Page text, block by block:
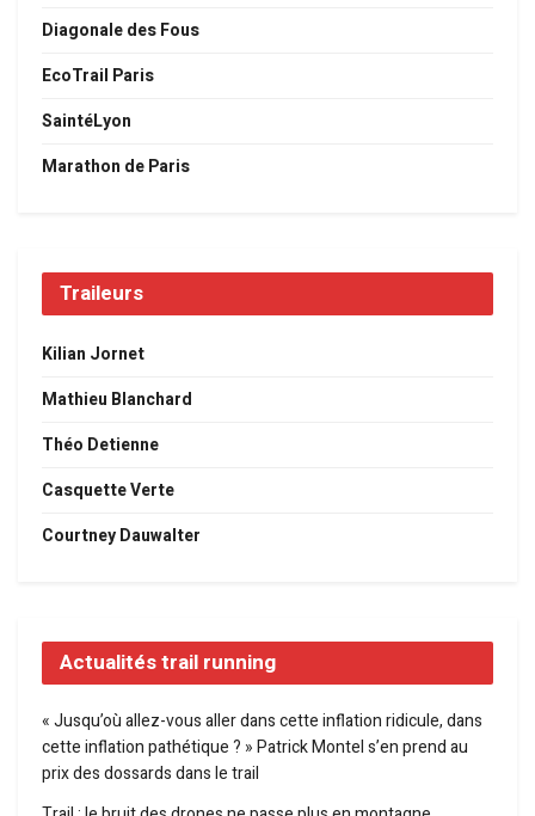
Diagonale des Fous
EcoTrail Paris
SaintéLyon
Marathon de Paris
Traileurs
Kilian Jornet
Mathieu Blanchard
Théo Detienne
Casquette Verte
Courtney Dauwalter
Actualités trail running
« Jusqu’où allez-vous aller dans cette inflation ridicule, dans
cette inflation pathétique ? » Patrick Montel s’en prend au
prix des dossards dans le trail